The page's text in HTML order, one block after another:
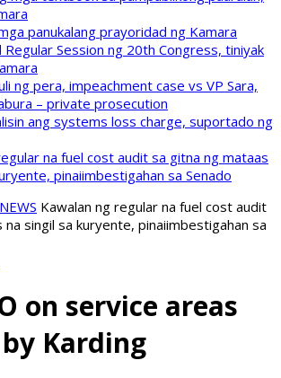
panukalang prayoridad ng Kamara
Regular Session ng 20th Congress, tiniyak
ng pera, impeachment case vs VP Sara,
– private prosecution
ang systems loss charge, suportado ng
na fuel cost audit sa gitna ng mataas
pinaiimbestigahan sa Senado
Kawalan ng regular na fuel cost audit
singil sa kuryente, pinaiimbestigahan sa
on service areas
Karding